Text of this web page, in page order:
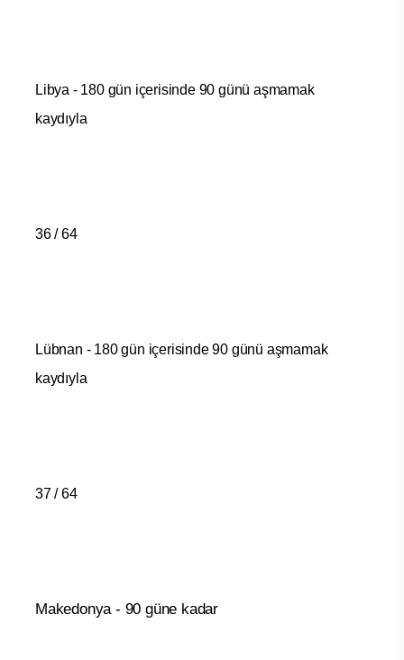
Libya - 180 gün içerisinde 90 günü aşmamak
kaydıyla
36 / 64
Lübnan - 180 gün içerisinde 90 günü aşmamak
kaydıyla
37 / 64
Makedonya - 90 güne kadar